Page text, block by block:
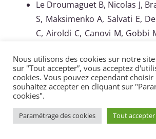
Le Droumaguet B, Nicolas J,
S, Maksimenko A, Salvati E,
C, Airoldi C, Canovi M, Gobbi
Masserini M, Andrieux K,
Versatile and Efficient
Single Nanoparticulate
Nano2012, 6, 5866-5879.
Nous utilisons des cookies sur notre
sur "Tout accepter”, vous acceptez
cookies. Vous pouvez cependant
souhaitez accepter en cliquant sur
cookies".
Paramétrage des cookies Tout accepter